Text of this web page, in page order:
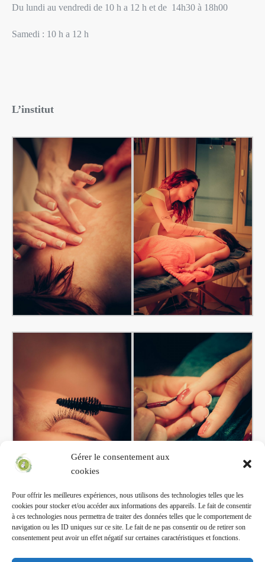
Gérer le consentement aux
cookies
Pour offrir les meilleures expériences, nous utilisons des technologies telles que les
cookies pour stocker et/ou accéder aux informations des appareils. Le fait de consentir
à ces technologies nous permettra de traiter des données telles que le comportement de
navigation ou les ID uniques sur ce site. Le fait de ne pas consentir ou de retirer son
consentement peut avoir un effet négatif sur certaines caractéristiques et fonctions.
Du lundi au vendredi de 10 h a 12 h et de 14h30 à 18h00
Samedi : 10 h a 12 h
L’institut